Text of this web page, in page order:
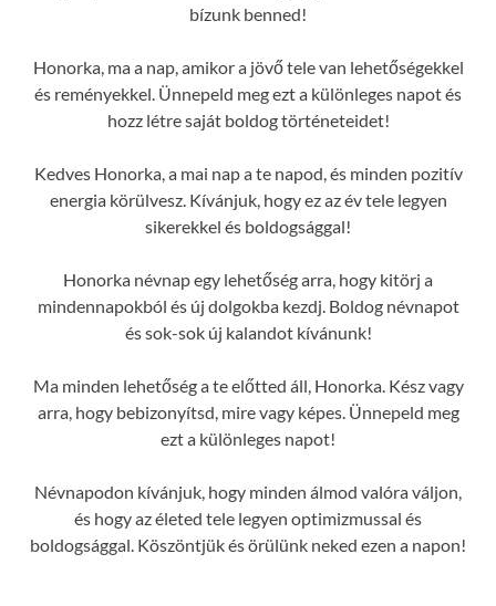
bízunk benned!
Honorka, ma a nap, amikor a jövő tele van lehetőségekkel
és reményekkel. Ünnepeld meg ezt a különleges napot és
hozz létre saját boldog történeteidet!
Kedves Honorka, a mai nap a te napod, és minden pozitív
energia körülvesz. Kívánjuk, hogy ez az év tele legyen
sikerekkel és boldogsággal!
Honorka névnap egy lehetőség arra, hogy kitörj a
mindennapokból és új dolgokba kezdj. Boldog névnapot
és sok-sok új kalandot kívánunk!
Ma minden lehetőség a te előtted áll, Honorka. Kész vagy
arra, hogy bebizonyítsd, mire vagy képes. Ünnepeld meg
ezt a különleges napot!
Névnapodon kívánjuk, hogy minden álmod valóra váljon,
és hogy az életed tele legyen optimizmussal és
boldogsággal. Köszöntjük és örülünk neked ezen a napon!